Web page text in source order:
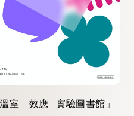
室 效應 · 實驗圖書館」